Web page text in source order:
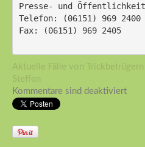
Presse- und
Telefon: (06151) 969 2400
Fax: (06151) 969 2405
Aktuelle Fälle von Trickbetrügern
Steffen
Kommentare sind deaktiviert